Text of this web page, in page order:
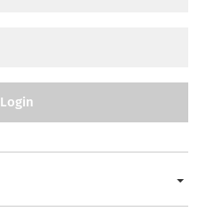
Login